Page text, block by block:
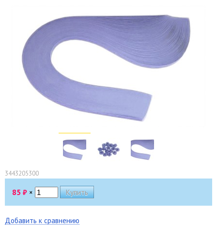
3443205300
85 ₽ ×
Добавить к сравнению